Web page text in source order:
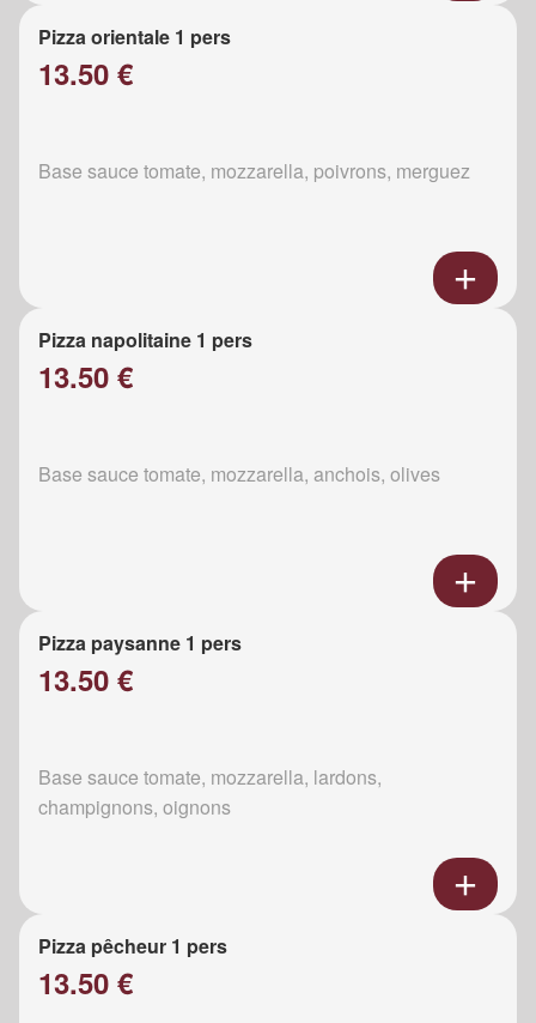
Pizza orientale 1 pers
13.50 €
Base sauce tomate, mozzarella, poivrons, merguez
Pizza napolitaine 1 pers
13.50 €
Base sauce tomate, mozzarella, anchois, olives
Pizza paysanne 1 pers
13.50 €
Base sauce tomate, mozzarella, lardons,
champignons, oignons
Pizza pêcheur 1 pers
13.50 €